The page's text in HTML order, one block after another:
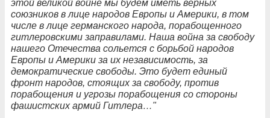
этой великой войне мы будем иметь верных
союзников в лице народов Европы и Америки, в том
числе в лице германского народа, порабощенного
гитлеровскими заправилами. Наша война за свободу
нашего Отечества сольется с борьбой народов
Европы и Америки за их независимость, за
демократические свободы. Это будет единый
фронт народов, стоящих за свободу, против
порабощения и угрозы порабощения со стороны
фашистских армий Гитлера…"